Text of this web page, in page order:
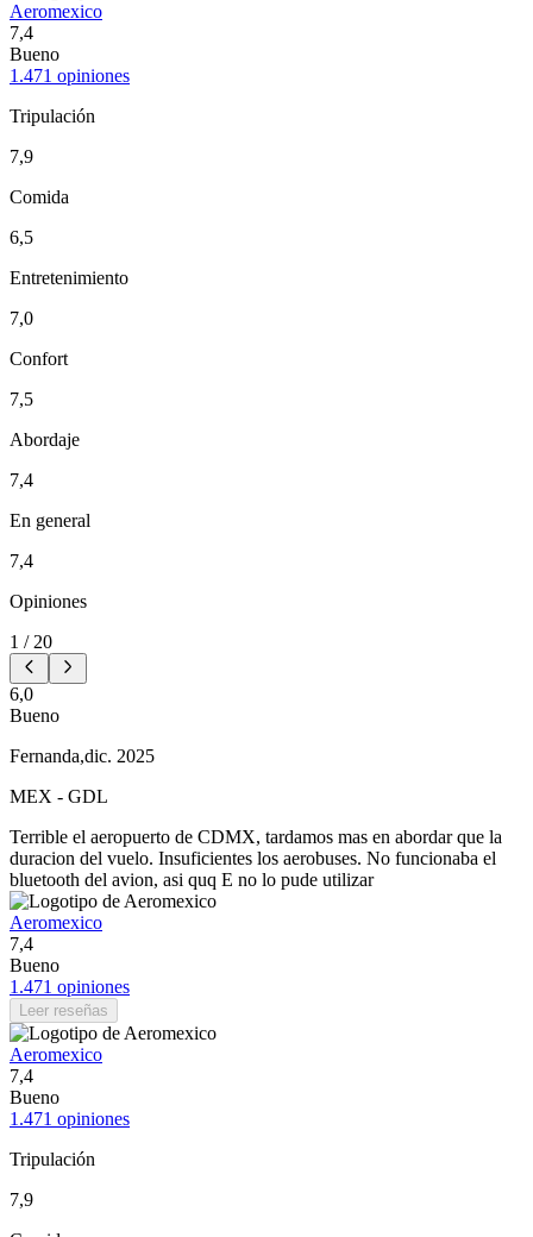
Aeromexico
7,4
Bueno
1.471 opiniones
Tripulación
7,9
Comida
6,5
Entretenimiento
7,0
Confort
7,5
Abordaje
7,4
En general
7,4
Opiniones
1 / 20
6,0
Bueno
Fernanda,dic. 2025
MEX - GDL
Terrible el aeropuerto de CDMX, tardamos mas en abordar que la
duracion del vuelo. Insuficientes los aerobuses. No funcionaba el
bluetooth del avion, asi quq E no lo pude utilizar
Aeromexico
7,4
Bueno
1.471 opiniones
Leer reseñas
Aeromexico
7,4
Bueno
1.471 opiniones
Tripulación
7,9